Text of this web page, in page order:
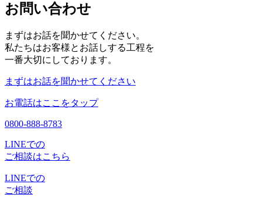
お問い合わせ
まずはお話を聞かせてください。
私たちはお客様とお話しする工程を
一番大切にしております。
まずはお話を聞かせてください
お電話はここをタップ
0800-888-8783
LINEでの
ご相談はこちら
LINEでの
ご相談